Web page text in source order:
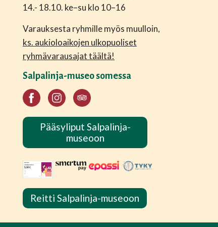
14.- 18.10. ke–su klo 10–16
Varauksesta ryhmille myös muulloin,
ks. aukioloaikojen ulkopuoliset
ryhmävarausajat täältä!
Salpalinja-museo somessa
Pääsyliput Salpalinja-
museoon
Reitti Salpalinja-museoon